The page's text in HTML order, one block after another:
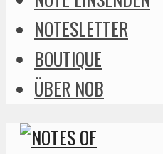
NOTESLETTER
BOUTIQUE
ÜBER NOB